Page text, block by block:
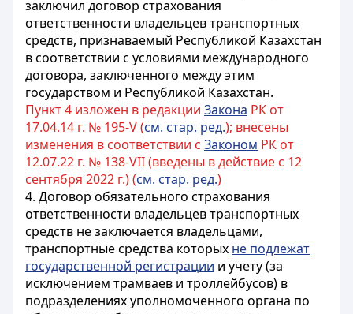
заключил договор страхования
ответственности владельцев транспортных
средств, признаваемый Республикой Казахстан
в соответствии с условиями международного
договора, заключенного между этим
государством и Республикой Казахстан.
Пункт 4 изложен в редакции Закона РК от
17.04.14 г. № 195-V (см. стар. ред.); внесены
изменения в соответствии с Законом РК от
12.07.22 г. № 138-VII (введены в действие с 12
сентября 2022 г.) (см. стар. ред.)
4. Договор обязательного страхования
ответственности владельцев транспортных
средств не заключается владельцами,
транспортные средства которых не подлежат
государственной регистрации и учету (за
исключением трамваев и троллейбусов) в
подразделениях уполномоченного органа по